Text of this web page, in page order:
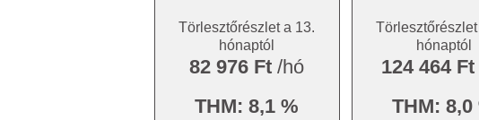
Törlesztőrészlet a 13.
hónaptól
82 976 Ft/hó
THM: 8,1 %
Törlesztőrészlet
hónaptól
124 464 Ft
THM: 8,0